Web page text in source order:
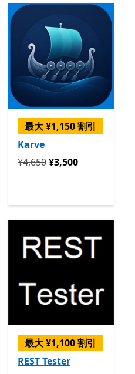
最大 ¥1,150 割引
Karve
定価 ¥4,650 今すぐ ¥3,500
¥4,650¥3,500
最大 ¥1,100 割引
REST Tester